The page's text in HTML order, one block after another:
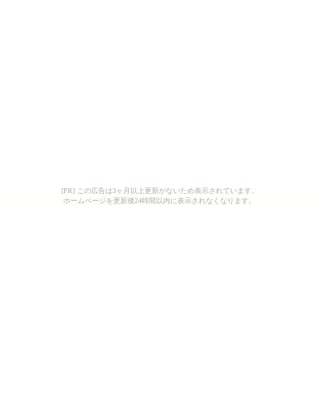
[PR] この広告は3ヶ月以上更新がないため表示されています。
ホームページを更新後24時間以内に表示されなくなります。